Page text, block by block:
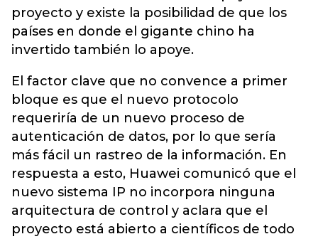
proyecto y existe la posibilidad de que los
países en donde el gigante chino ha
invertido también lo apoye.
El factor clave que no convence a primer
bloque es que el nuevo protocolo
requeriría de un nuevo proceso de
autenticación de datos, por lo que sería
más fácil un rastreo de la información. En
respuesta a esto, Huawei comunicó que el
nuevo sistema IP no incorpora ninguna
arquitectura de control y aclara que el
proyecto está abierto a científicos de todo